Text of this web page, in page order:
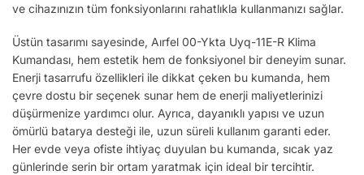
ve cihazınızın tüm fonksiyonlarını rahatlıkla kullanmanızı sağlar.
Üstün tasarımı sayesinde, Aırfel 00-Ykta Uyq-11E-R Klima
Kumandası, hem estetik hem de fonksiyonel bir deneyim sunar.
Enerji tasarrufu özellikleri ile dikkat çeken bu kumanda, hem
çevre dostu bir seçenek sunar hem de enerji maliyetlerinizi
düşürmenize yardımcı olur. Ayrıca, dayanıklı yapısı ve uzun
ömürlü batarya desteği ile, uzun süreli kullanım garanti eder.
Her evde veya ofiste ihtiyaç duyulan bu kumanda, sıcak yaz
günlerinde serin bir ortam yaratmak için ideal bir tercihtir.